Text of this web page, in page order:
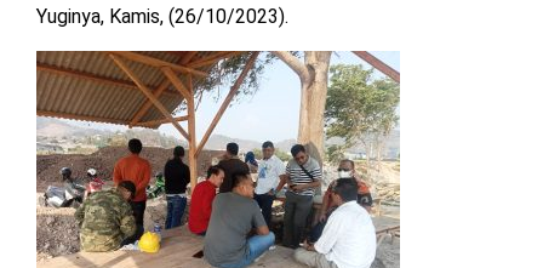
TULANG
BAWANG
BARAT
DPRD
WAYKANAN
Yuginya, Kamis, (26/10/2023).